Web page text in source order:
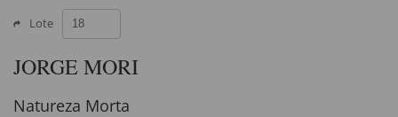
Lote
JORGE MORI
Natureza Morta